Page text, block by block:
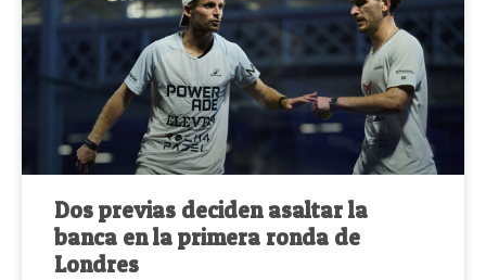
Dos previas deciden asaltar la
banca en la primera ronda de
Londres